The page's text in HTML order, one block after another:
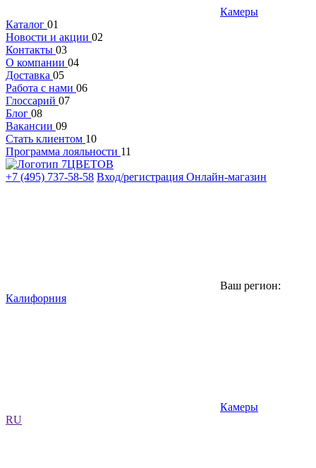
Камеры
Каталог 01
Новости и акции 02
Контакты 03
О компании 04
Доставка 05
Работа с нами 06
Глоссарий 07
Блог 08
Вакансии 09
Стать клиентом 10
Программа лояльности 11
+7 (495) 737-58-58 Вход/регистрация Онлайн-магазин
Ваш регион:
Калифорния
Камеры
RU